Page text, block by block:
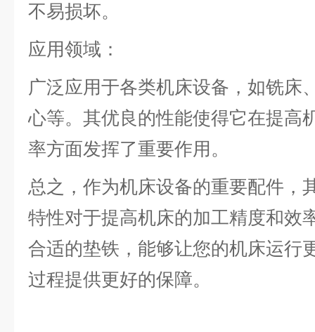
不易损坏。
应用领域：
广泛应用于各类机床设备，如铣床
心等。其优良的性能使得它在提高
率方面发挥了重要作用。
总之，作为机床设备的重要配件，
特性对于提高机床的加工精度和效
合适的垫铁，能够让您的机床运行
过程提供更好的保障。